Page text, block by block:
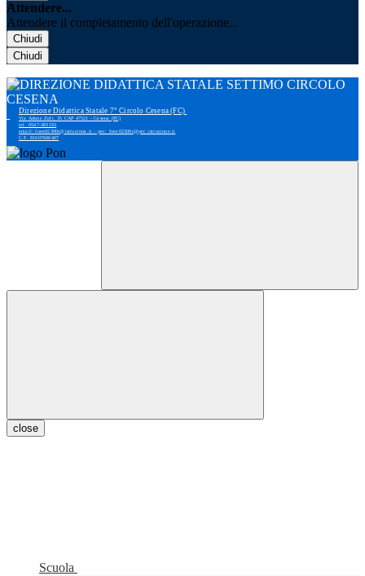
Attendere...
Attendere il completamento dell'operazione...
Chiudi
Chiudi
Direzione Didattica Statale 7° Circolo Cesena (FC)
Via Adone Zoli, 35 CAP 47521 - Cesena (FC)
tel: 0547-383193
email: foee02300r@istruzione.it - pec: foee02300r@pec.istruzione.it
C.F. 81007690407
close
Scuola